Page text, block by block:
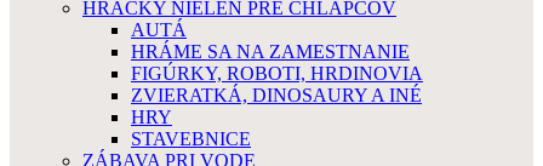
HRAČKY NIELEN PRE CHLAPCOV
AUTÁ
HRÁME SA NA ZAMESTNANIE
FIGÚRKY, ROBOTI, HRDINOVIA
ZVIERATKÁ, DINOSAURY A INÉ
HRY
STAVEBNICE
ZÁBAVA PRI VODE